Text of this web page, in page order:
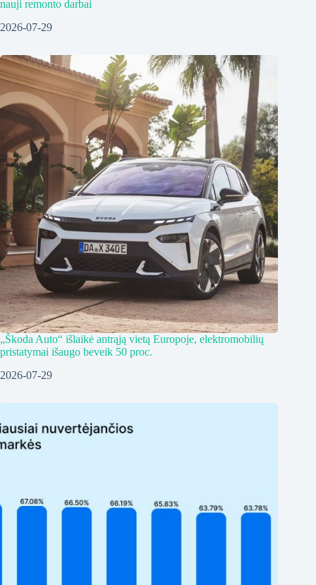
nauji remonto darbai
2026-07-29
„Škoda Auto“ išlaikė antrąją vietą Europoje, elektromobilių
pristatymai išaugo beveik 50 proc.
2026-07-29